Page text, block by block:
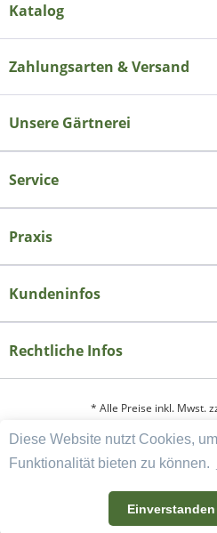
Diese Website nutzt Cookies,
Funktionalität bieten zu können.
Einverstanden
Katalog
Zahlungsarten & Versand
Unsere Gärtnerei
Service
Praxis
Kundeninfos
Rechtliche Infos
* Alle Preise inkl. Mwst.
Copyright
Widerrufsbelehrung und
AGB und